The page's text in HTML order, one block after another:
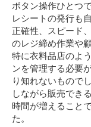
ボタン操作ひとつ
レシートの発行も
正確性、スピード
のレジ締め作業や
特に衣料品店のよ
ンを管理する必要
り知れないもので
しながら販売でき
時間が増えること
た。